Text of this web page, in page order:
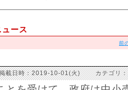
ース
前
載日時：2019-10-01(火) カテゴリ：